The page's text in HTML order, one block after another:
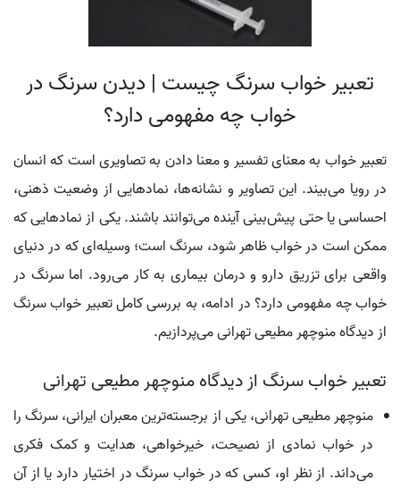
تعبیر خواب سرنگ چیست | دیدن سرنگ در
خواب چه مفهومی دارد؟
تعبیر خواب به معنای تفسیر و معنا دادن به تصاویری است که انسان
در رویا می‌بیند. این تصاویر و نشانه‌ها، نمادهایی از وضعیت ذهنی،
احساسی یا حتی پیش‌بینی آینده می‌توانند باشند. یکی از نمادهایی که
ممکن است در خواب ظاهر شود، سرنگ است؛ وسیله‌ای که در دنیای
واقعی برای تزریق دارو و درمان بیماری به کار می‌رود. اما سرنگ در
خواب چه مفهومی دارد؟ در ادامه، به بررسی کامل تعبیر خواب سرنگ
از دیدگاه منوچهر مطیعی تهرانی می‌پردازیم.
تعبیر خواب سرنگ از دیدگاه منوچهر مطیعی تهرانی
منوچهر مطیعی تهرانی، یکی از برجسته‌ترین معبران ایرانی، سرنگ را
در خواب نمادی از نصیحت، خیرخواهی، هدایت و کمک فکری
می‌داند. از نظر او، کسی که در خواب سرنگ در اختیار دارد یا از آن